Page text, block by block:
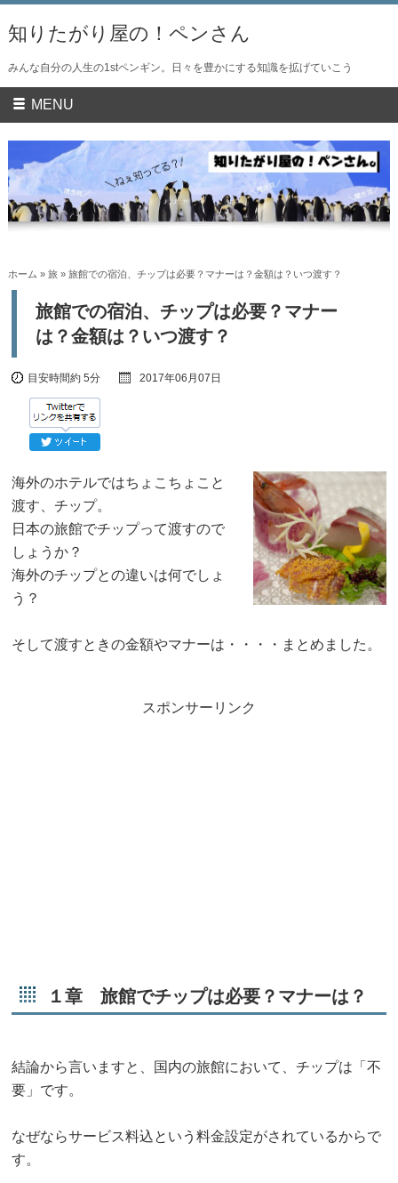
知りたがり屋の！ペンさん
みんな自分の人生の1stペンギン。日々を豊かにする知識を拡げていこう
MENU
ホーム » 旅» 旅館での宿泊、チップは必要？マナーは？金額は？いつ渡す？
旅館での宿泊、チップは必要？マナー
は？金額は？いつ渡す？
目安時間約 5分 2017年06月07日
海外のホテルではちょこちょこと
渡す、チップ。
日本の旅館でチップって渡すので
しょうか？
海外のチップとの違いは何でしょ
う？
そして渡すときの金額やマナーは・・・・まとめました。
スポンサーリンク
１章 旅館でチップは必要？マナーは？
結論から言いますと、国内の旅館において、チップは「不
要」です。
なぜならサービス料込という料金設定がされているからで
す。